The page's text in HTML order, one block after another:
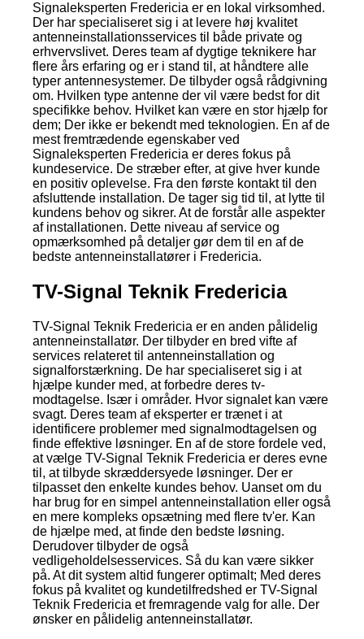
Signaleksperten Fredericia er en lokal virksomhed.
Der har specialiseret sig i at levere høj kvalitet
antenneinstallationsservices til både private og
erhvervslivet. Deres team af dygtige teknikere har
flere års erfaring og er i stand til, at håndtere alle
typer antennesystemer. De tilbyder også rådgivning
om. Hvilken type antenne der vil være bedst for dit
specifikke behov. Hvilket kan være en stor hjælp for
dem; Der ikke er bekendt med teknologien. En af de
mest fremtrædende egenskaber ved
Signaleksperten Fredericia er deres fokus på
kundeservice. De stræber efter, at give hver kunde
en positiv oplevelse. Fra den første kontakt til den
afsluttende installation. De tager sig tid til, at lytte til
kundens behov og sikrer. At de forstår alle aspekter
af installationen. Dette niveau af service og
opmærksomhed på detaljer gør dem til en af de
bedste antenneinstallatører i Fredericia.
TV-Signal Teknik Fredericia
TV-Signal Teknik Fredericia er en anden pålidelig
antenneinstallatør. Der tilbyder en bred vifte af
services relateret til antenneinstallation og
signalforstærkning. De har specialiseret sig i at
hjælpe kunder med, at forbedre deres tv-
modtagelse. Især i områder. Hvor signalet kan være
svagt. Deres team af eksperter er trænet i at
identificere problemer med signalmodtagelsen og
finde effektive løsninger. En af de store fordele ved,
at vælge TV-Signal Teknik Fredericia er deres evne
til, at tilbyde skræddersyede løsninger. Der er
tilpasset den enkelte kundes behov. Uanset om du
har brug for en simpel antenneinstallation eller også
en mere kompleks opsætning med flere tv'er. Kan
de hjælpe med, at finde den bedste løsning.
Derudover tilbyder de også
vedligeholdelsesservices. Så du kan være sikker
på. At dit system altid fungerer optimalt; Med deres
fokus på kvalitet og kundetilfredshed er TV-Signal
Teknik Fredericia et fremragende valg for alle. Der
ønsker en pålidelig antenneinstallatør.